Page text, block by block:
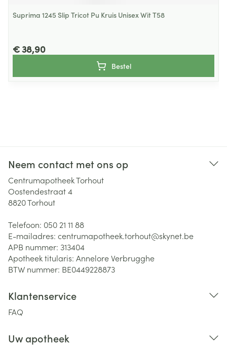
Suprima 1245 Slip Tricot Pu Kruis Unisex Wit T58
€ 38,90
Bestel
Neem contact met ons op
Centrumapotheek Torhout
Oostendestraat 4
8820Torhout
Telefoon: 050 21 11 88
E-mailadres: centrumapotheek.torhout@skynet.be
APB nummer: 313404
Apotheek titularis: Annelore Verbrugghe
BTW nummer: BE0449228873
Klantenservice
FAQ
Uw apotheek